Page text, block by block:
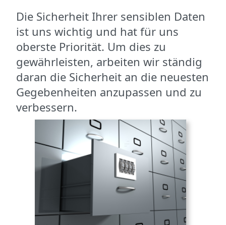
Die Sicherheit Ihrer sensiblen Daten
ist uns wichtig und hat für uns
oberste Priorität. Um dies zu
gewährleisten, arbeiten wir ständig
daran die Sicherheit an die neuesten
Gegebenheiten anzupassen und zu
verbessern.